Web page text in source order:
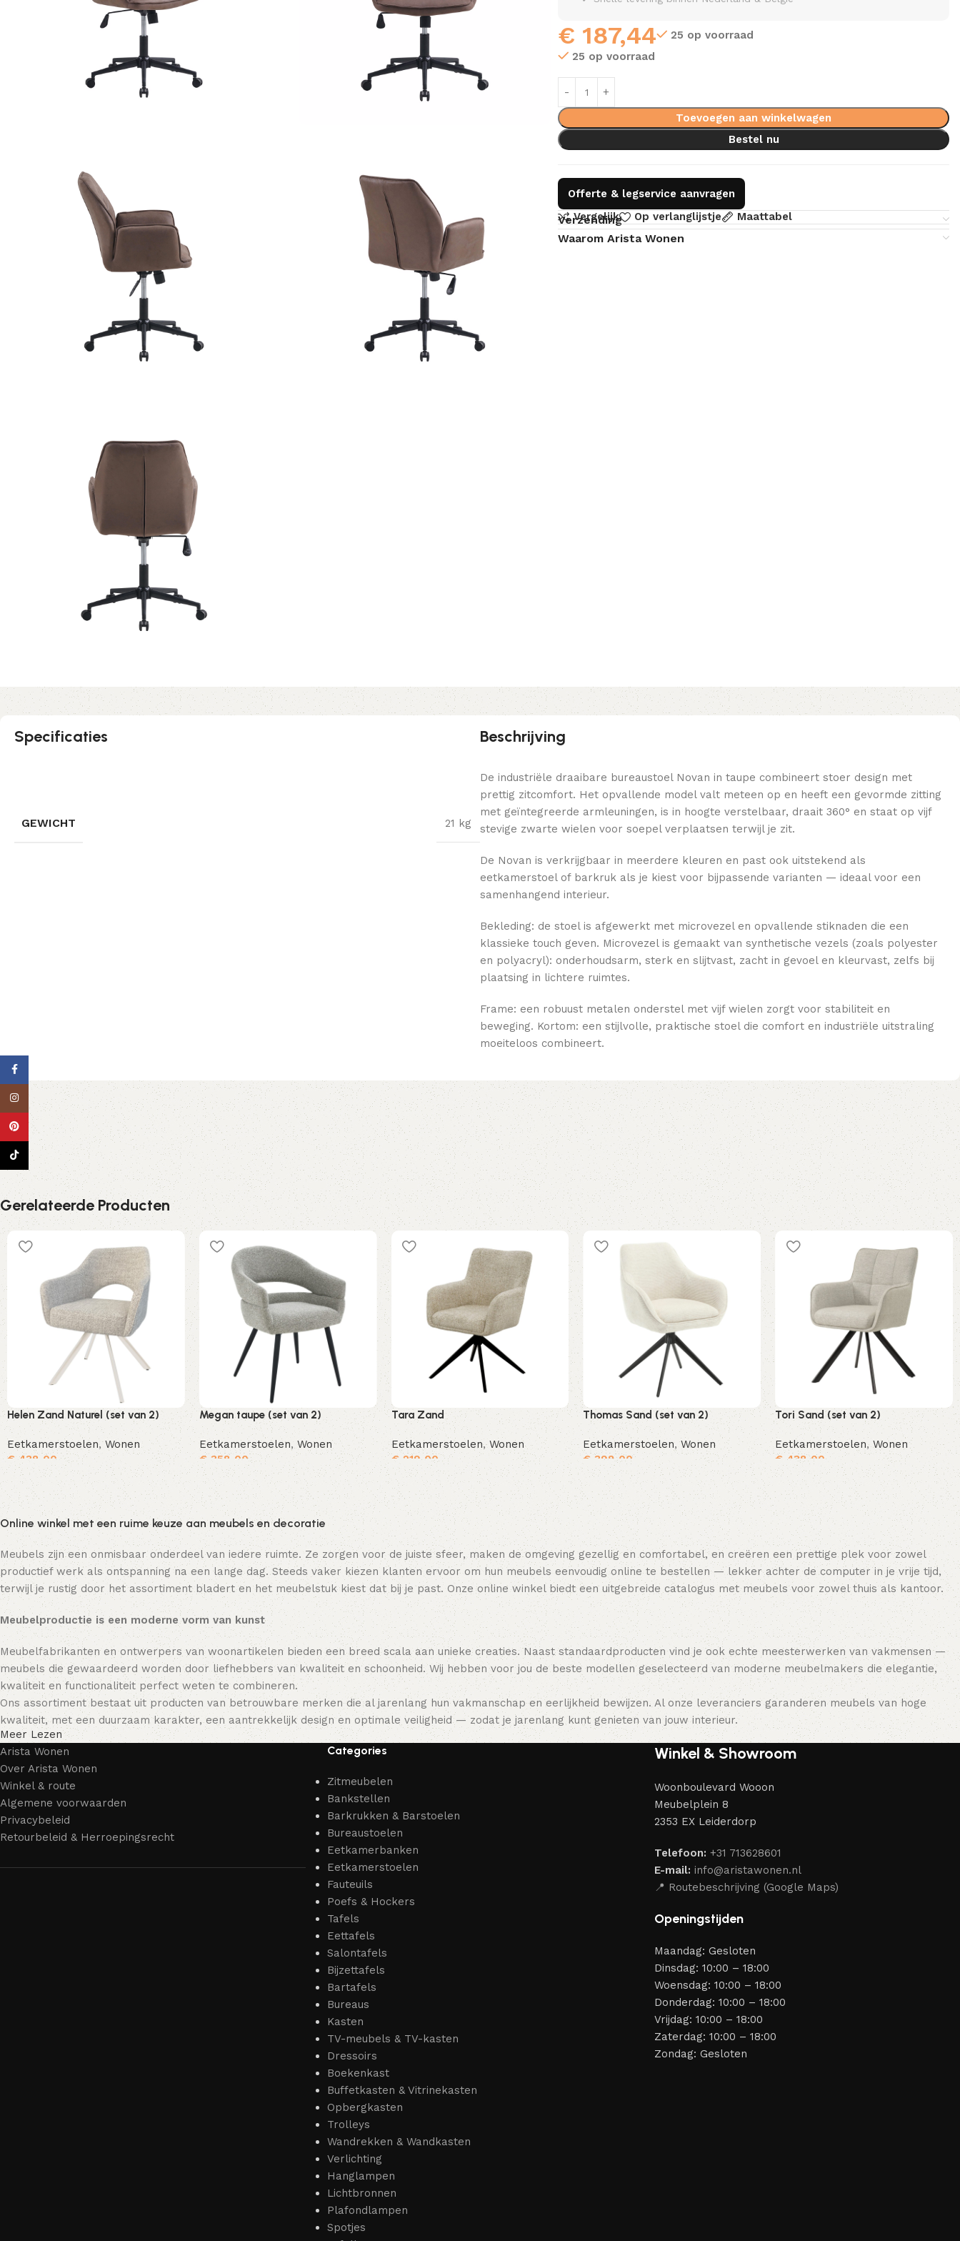
€ 187,44
25 op voorraad
25 op voorraad
Toevoegen aan winkelwagen
Bestel nu
Offerte & legservice aanvragen
Vergelijk
Op verlanglijstje Maattabel
Verzending
Waarom Arista Wonen
Specificaties
GEWICHT 21 kg
Beschrijving
De industriële draaibare bureaustoel Novan in taupe combineert stoer design met
prettig zitcomfort. Het opvallende model valt meteen op en heeft een gevormde zitting
met geïntegreerde armleuningen, is in hoogte verstelbaar, draait 360° en staat op vijf
stevige zwarte wielen voor soepel verplaatsen terwijl je zit.
De Novan is verkrijgbaar in meerdere kleuren en past ook uitstekend als
eetkamerstoel of barkruk als je kiest voor bijpassende varianten — ideaal voor een
samenhangend interieur.
Bekleding: de stoel is afgewerkt met microvezel en opvallende stiknaden die een
klassieke touch geven. Microvezel is gemaakt van synthetische vezels (zoals polyester
en polyacryl): onderhoudsarm, sterk en slijtvast, zacht in gevoel en kleurvast, zelfs bij
plaatsing in lichtere ruimtes.
Frame: een robuust metalen onderstel met vijf wielen zorgt voor stabiliteit en
beweging. Kortom: een stijlvolle, praktische stoel die comfort en industriële uitstraling
moeiteloos combineert.
Gerelateerde Producten
Helen Zand Naturel (set van 2)
Eetkamerstoelen,Wonen
€ 438,00
Toevoegen aan winkelwagen
Megan taupe (set van 2)
Eetkamerstoelen, Wonen
€ 358,00
Tara Zand
Eetkamerstoelen,Wonen
€ 219,00
Toevoegen aan winkelwagen
Thomas Sand (set van 2)
Eetkamerstoelen,Wonen
€ 398,00
Toevoegen aan winkelwagen
Tori Sand (set van 2)
Eetkamerstoelen,Wonen
€ 438,00
Toevoegen aan winkelwagen
Online winkel met een ruime keuze aan meubels en decoratie
Meubels zijn een onmisbaar onderdeel van iedere ruimte. Ze zorgen voor de juiste sfeer, maken de omgeving gezellig en comfortabel, en creëren een prettige plek voor zowel
productief werk als ontspanning na een lange dag. Steeds vaker kiezen klanten ervoor om hun meubels eenvoudig online te bestellen — lekker achter de computer in je vrije tijd,
terwijl je rustig door het assortiment bladert en het meubelstuk kiest dat bij je past. Onze online winkel biedt een uitgebreide catalogus met meubels voor zowel thuis als kantoor.
Meubelproductie is een moderne vorm van kunst
Meubelfabrikanten en ontwerpers van woonartikelen bieden een breed scala aan unieke creaties. Naast standaardproducten vind je ook echte meesterwerken van vakmensen —
meubels die gewaardeerd worden door liefhebbers van kwaliteit en schoonheid. Wij hebben voor jou de beste modellen geselecteerd van moderne meubelmakers die elegantie,
kwaliteit en functionaliteit perfect weten te combineren.
Ons assortiment bestaat uit producten van betrouwbare merken die al jarenlang hun vakmanschap en eerlijkheid bewijzen. Al onze leveranciers garanderen meubels van hoge
kwaliteit, met een duurzaam karakter, een aantrekkelijk design en optimale veiligheid — zodat je jarenlang kunt genieten van jouw interieur.
Meer Lezen
Arista Wonen
Over Arista Wonen
Winkel & route
Algemene voorwaarden
Privacybeleid
Retourbeleid & Herroepingsrecht
Categories
Zitmeubelen
Bankstellen
Barkrukken & Barstoelen
Bureaustoelen
Eetkamerbanken
Eetkamerstoelen
Fauteuils
Poefs & Hockers
Tafels
Eettafels
Salontafels
Bijzettafels
Bartafels
Bureaus
Kasten
TV-meubels & TV-kasten
Dressoirs
Boekenkast
Buffetkasten & Vitrinekasten
Opbergkasten
Trolleys
Wandrekken & Wandkasten
Verlichting
Hanglampen
Lichtbronnen
Plafondlampen
Spotjes
Winkel & Showroom
Woonboulevard Wooon
Meubelplein 8
2353 EX Leiderdorp
Telefoon: +31 713628601
E-mail: info@aristawonen.nl
📍 Routebeschrijving (Google Maps)
Openingstijden
Maandag: Gesloten
Dinsdag: 10:00 – 18:00
Woensdag: 10:00 – 18:00
Donderdag: 10:00 – 18:00
Vrijdag: 10:00 – 18:00
Zaterdag: 10:00 – 18:00
Zondag: Gesloten
Instagram
Pinterest
TikTok